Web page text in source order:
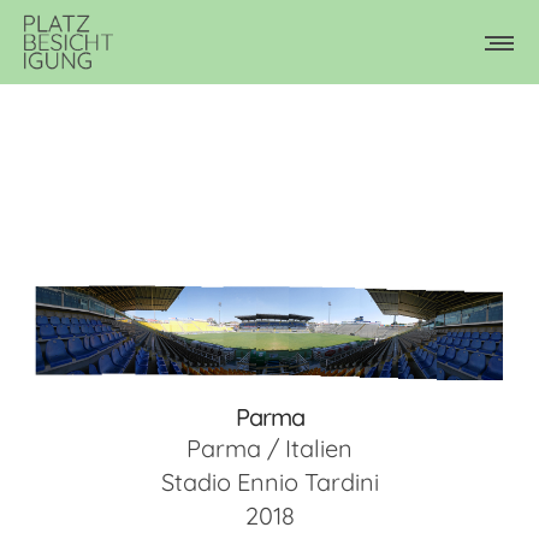
Parma
Parma / Italien
Stadio Ennio Tardini
2018